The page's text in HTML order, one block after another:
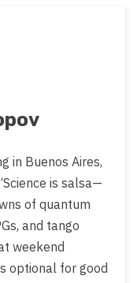
in Buenos Aires,
is salsa—
of quantum
and tango
weekend
optional for good